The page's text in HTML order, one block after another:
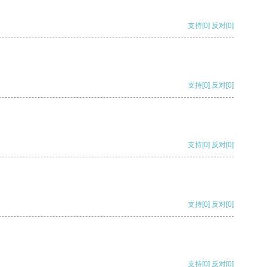
支持[0] 反对[0]
支持[0] 反对[0]
支持[0] 反对[0]
支持[0] 反对[0]
支持[0] 反对[0]